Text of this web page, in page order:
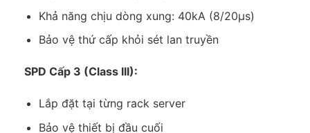
Khả năng chịu dòng xung: 40kA (8/20μs)
Bảo vệ thứ cấp khỏi sét lan truyền
SPD Cấp 3 (Class III):
Lắp đặt tại từng rack server
Bảo vệ thiết bị đầu cuối